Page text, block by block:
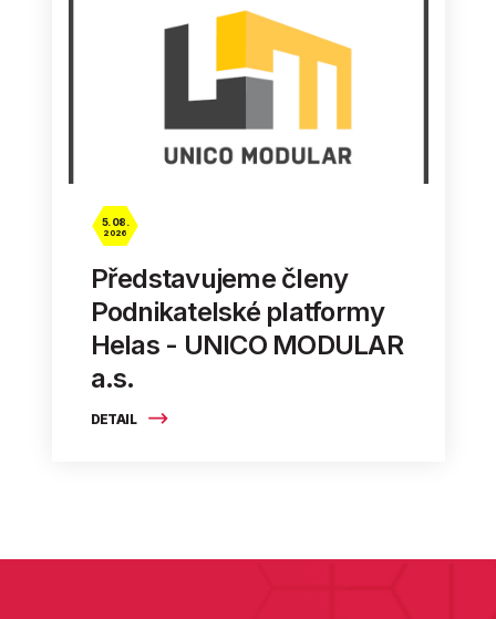
DETAIL
5. 08.
2026
Představujeme členy
Podnikatelské platformy
Helas - UNICO MODULAR
a.s.